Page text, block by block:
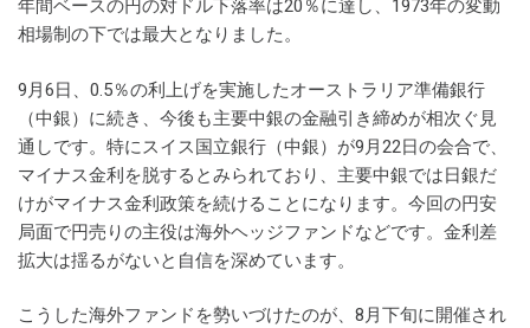
年間ベースの円の対ドル下落率は20％に達し、1973年の変動
相場制の下では最大となりました。
9月6日、0.5％の利上げを実施したオーストラリア準備銀行
（中銀）に続き、今後も主要中銀の金融引き締めが相次ぐ見
通しです。特にスイス国立銀行（中銀）が9月22日の会合で、
マイナス金利を脱するとみられており、主要中銀では日銀だ
けがマイナス金利政策を続けることになります。今回の円安
局面で円売りの主役は海外ヘッジファンドなどです。金利差
拡大は揺るがないと自信を深めています。
こうした海外ファンドを勢いづけたのが、8月下旬に開催され